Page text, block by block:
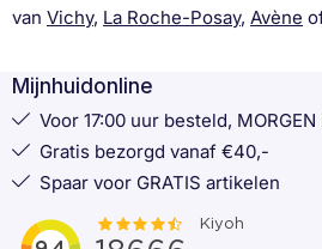
van Vichy, La Roche-Posay, Avène
Mijnhuidonline
Voor 17:00 uur besteld,
Gratis bezorgd vanaf €40,-
Spaar voor GRATIS artikelen